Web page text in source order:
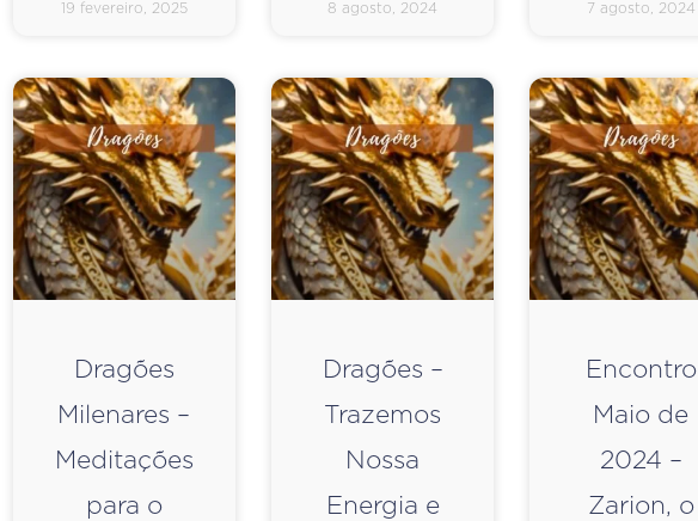
19 fevereiro, 2025 8 agosto, 2024 7 agosto, 2024
Dragões
Milenares –
Meditações
para o
Dragões –
Trazemos
Nossa
Energia e
Encontro
Maio de
2024 –
Zarion, o